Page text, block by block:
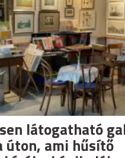
látogatható
úton, ami hűsítő